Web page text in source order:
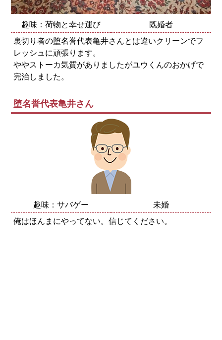
趣味：荷物と幸せ運び
既婚者
裏切り者の堕名誉代表亀井さんとは違いクリーンでフ
レッシュに頑張ります。
ややストーカ気質がありましたがユウくんのおかげで
完治しました。
堕名誉代表亀井さん
趣味：サバゲー
未婚
俺はほんまにやってない。信じてください。